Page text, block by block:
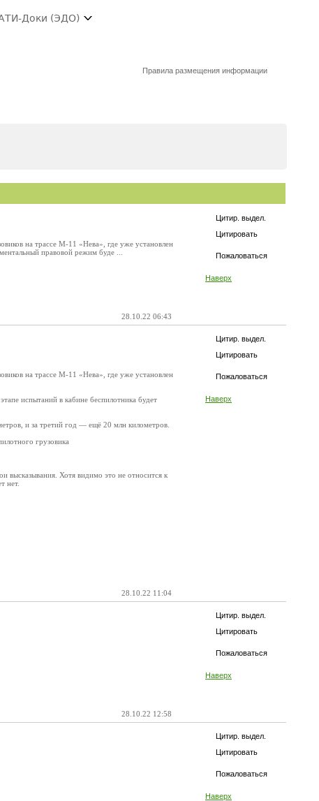
Доки (ЭДО)
Правила размещения информации
Цитир. выдел.
Цитировать
Пожаловаться
Наверх
на трассе М-11 «Нева», где уже установлен
правовой режим буде ...
28.10.22 06:43
Цитир. выдел.
Цитировать
Пожаловаться
Наверх
на трассе М-11 «Нева», где уже установлен
испытаний в кабине беспилотника будет
и за третий год — ещё 20 млн километров.
грузовика
высказывания. Хотя видимо это не относится к
нет.
28.10.22 11:04
Цитир. выдел.
Цитировать
Пожаловаться
Наверх
28.10.22 12:58
Цитир. выдел.
Цитировать
Пожаловаться
Наверх